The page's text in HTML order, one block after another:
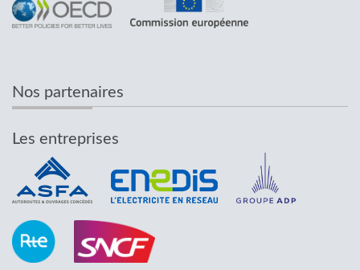
Nos partenaires
Les entreprises